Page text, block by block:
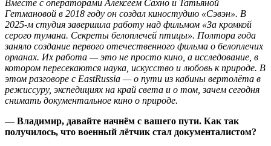
Вместе с операторами Алексеем Сахно и Татьяной
Гетмановой в 2018 году он создал киностудию «Сэвэн». В
2025‑м студия завершила работу над фильмом «За кромкой
серого тумана. Секреты белоплечей птицы». Полтора года
заняло создание первого отечественного фильма о белоплечих
орланах. Их работа — это не просто кино, а исследование, в
котором пересекаются наука, искусство и любовь к природе. В
этом разговоре с EastRussia — о пути из кабины вертолёта в
режиссуру, экспедициях на край света и о том, зачем сегодня
снимать документальное кино о природе.
— Владимир, давайте начнём с вашего пути. Как так
получилось, что военный лётчик стал документалистом?